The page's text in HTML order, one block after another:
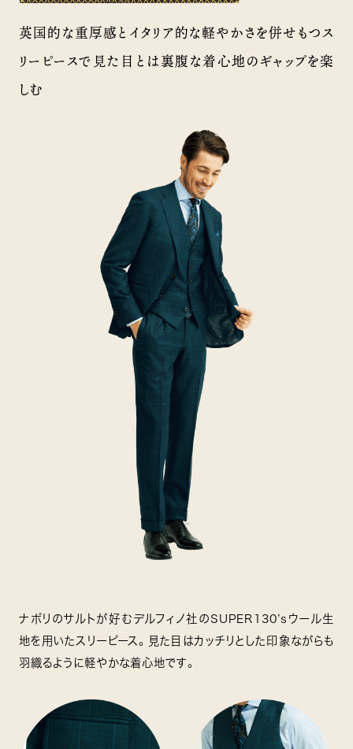
英国的な重厚感とイタリア的な軽やかさを併せもつス
リーピースで見た目とは裏腹な着心地のギャップを楽
しむ
ナポリのサルトが好むデルフィノ社のSUPER130’sウール生
地を用いたスリーピース。見た目はカッチリとした印象ながらも
羽織るように軽やかな着心地です。